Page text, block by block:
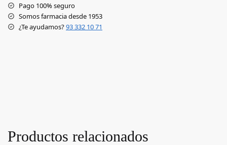
Pago 100% seguro
Somos farmacia desde 1953
¿Te ayudamos?93 332 10 71
Productos relacionados